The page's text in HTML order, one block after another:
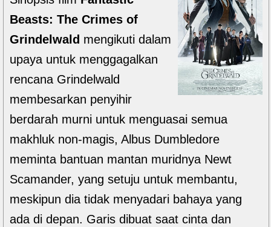
Beasts: The Crimes of
Grindelwald mengikuti dalam
upaya untuk menggagalkan
rencana Grindelwald
membesarkan penyihir
berdarah murni untuk menguasai semua
makhluk non-magis, Albus Dumbledore
meminta bantuan mantan muridnya Newt
Scamander, yang setuju untuk membantu,
meskipun dia tidak menyadari bahaya yang
ada di depan. Garis dibuat saat cinta dan